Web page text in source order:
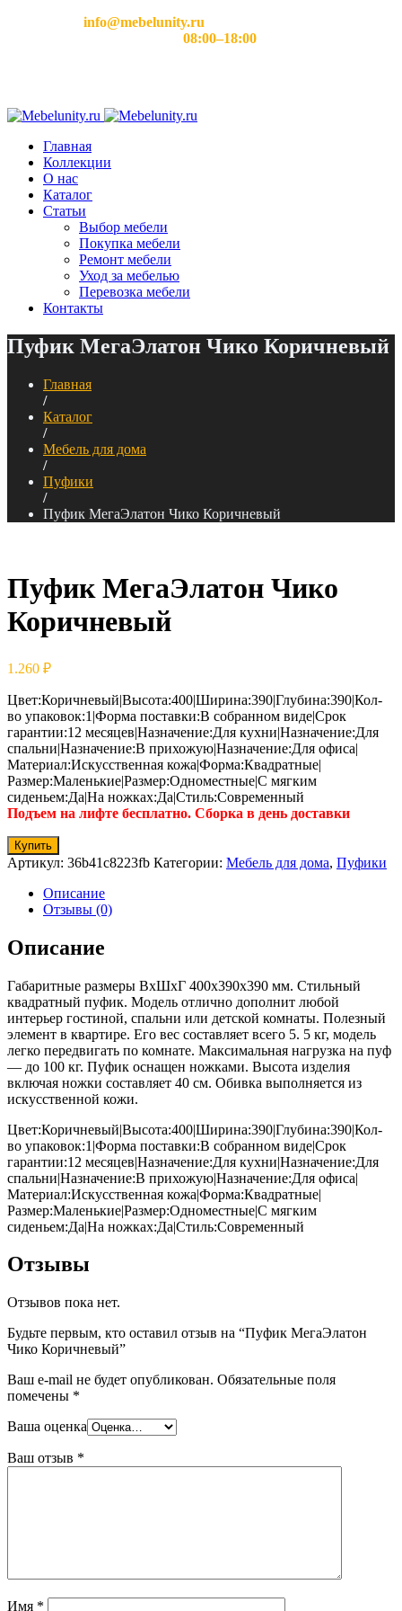
info@mebelunity.ru
08:00–18:00
Главная
Коллекции
О нас
Каталог
Статьи
Выбор мебели
Покупка мебели
Ремонт мебели
Уход за мебелью
Перевозка мебели
Контакты
Пуфик МегаЭлатон Чико Коричневый
Главная
/
Каталог
/
Мебель для дома
/
Пуфики
/
Пуфик МегаЭлатон Чико Коричневый
Пуфик МегаЭлатон Чико
Коричневый
1.260 ₽
Цвет:Коричневый|Высота:400|Ширина:390|Глубина:390|Кол-
во упаковок:1|Форма поставки:В собранном виде|Срок
гарантии:12 месяцев|Назначение:Для кухни|Назначение:Для
спальни|Назначение:В прихожую|Назначение:Для офиса|
Материал:Искусственная кожа|Форма:Квадратные|
Размер:Маленькие|Размер:Одноместные|С мягким
сиденьем:Да|На ножках:Да|Стиль:Современный
Подъем на лифте бесплатно. Сборка в день доставки
Купить
Артикул: 36b41c8223fb Категории: Мебель для дома, Пуфики
Описание
Отзывы (0)
Описание
Габаритные размеры ВхШхГ 400x390x390 мм. Стильный
квадратный пуфик. Модель отлично дополнит любой
интерьер гостиной, спальни или детской комнаты. Полезный
элемент в квартире. Его вес составляет всего 5. 5 кг, модель
легко передвигать по комнате. Максимальная нагрузка на пуф
— до 100 кг. Пуфик оснащен ножками. Высота изделия
включая ножки составляет 40 см. Обивка выполняется из
искусственной кожи.
Цвет:Коричневый|Высота:400|Ширина:390|Глубина:390|Кол-
во упаковок:1|Форма поставки:В собранном виде|Срок
гарантии:12 месяцев|Назначение:Для кухни|Назначение:Для
спальни|Назначение:В прихожую|Назначение:Для офиса|
Материал:Искусственная кожа|Форма:Квадратные|
Размер:Маленькие|Размер:Одноместные|С мягким
сиденьем:Да|На ножках:Да|Стиль:Современный
Отзывы
Отзывов пока нет.
Будьте первым, кто оставил отзыв на “Пуфик МегаЭлатон
Чико Коричневый”
Ваш e-mail не будет опубликован. Обязательные поля
помечены *
Ваша оценка
Ваш отзыв *
Имя *